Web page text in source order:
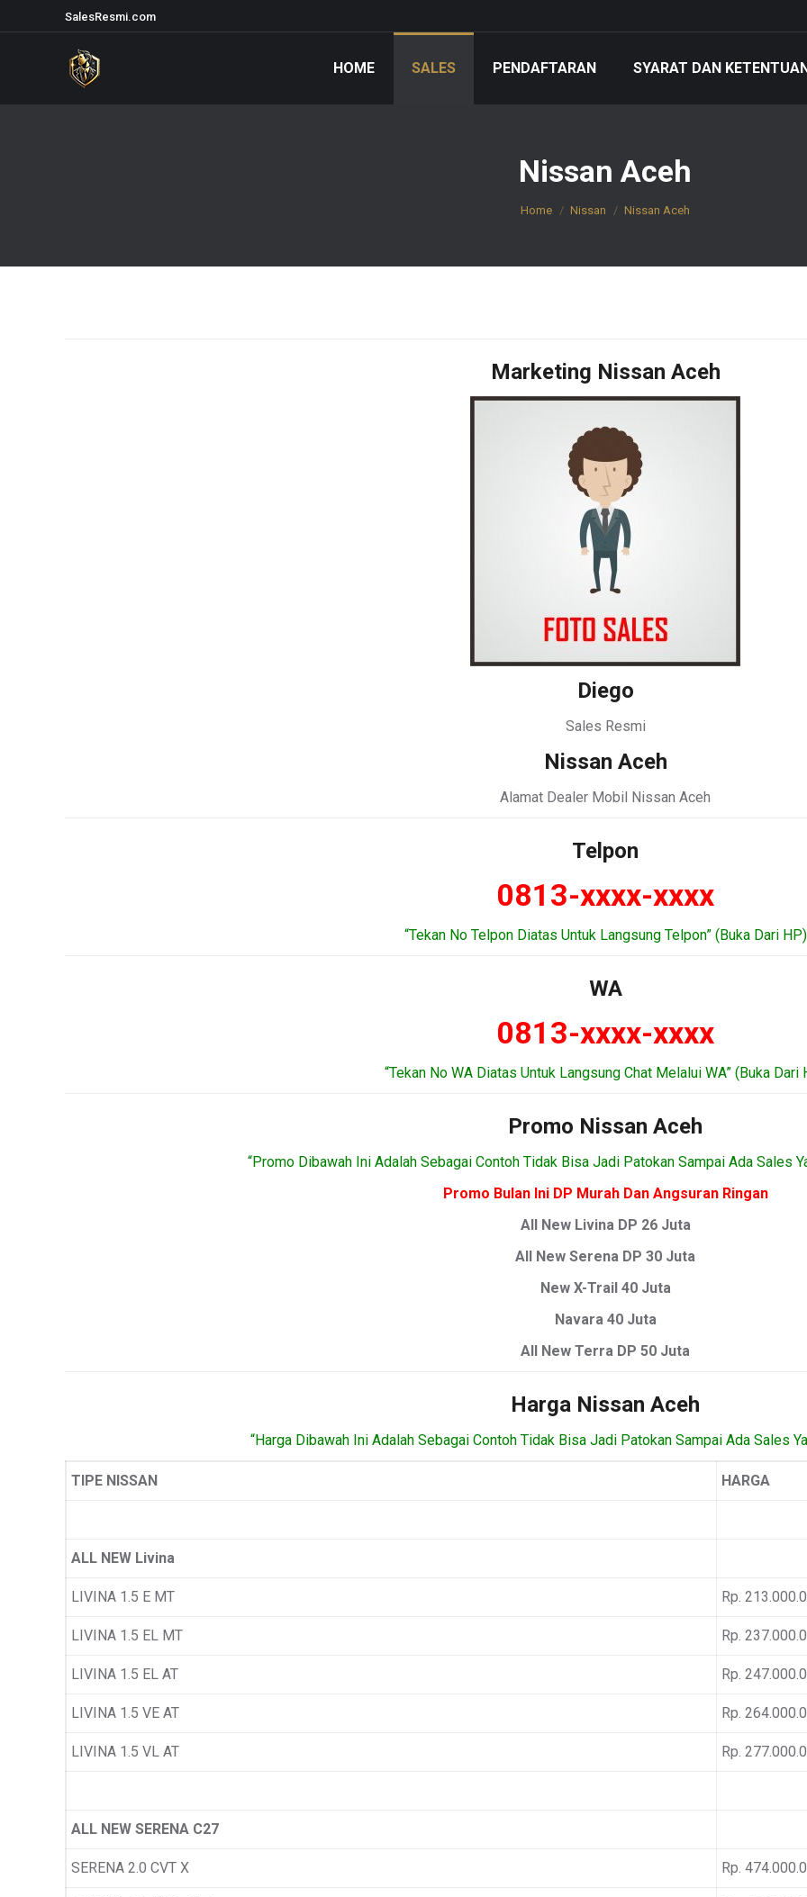
SalesResmi.com
HOME SALES PENDAFTARAN SYARAT DAN
Nissan Aceh
Home Nissan Nissan Aceh
Marketing Nissan Aceh
Diego
Sales Resmi
Nissan Aceh
Alamat Dealer Mobil Nissan Aceh
Telpon
0813-xxxx-xxxx
“Tekan No Telpon Diatas Untuk Langsung Telpon” (Buka Dari HP)
WA
0813-xxxx-xxxx
“Tekan No WA Diatas Untuk Langsung Chat Melalui WA” (Buka Dari
Promo Nissan Aceh
“Promo Dibawah Ini Adalah Sebagai Contoh Tidak Bisa Jadi Patokan Sampai Ada Sales
Promo Bulan Ini DP Murah Dan Angsuran Ringan
All New Livina DP 26 Juta
All New Serena DP 30 Juta
New X-Trail 40 Juta
Navara 40 Juta
All New Terra DP 50 Juta
Harga Nissan Aceh
“Harga Dibawah Ini Adalah Sebagai Contoh Tidak Bisa Jadi Patokan Sampai Ada Sales
TIPE NISSAN HARGA
ALL NEW Livina
LIVINA 1.5 E MT Rp.
LIVINA 1.5 EL MT Rp.
LIVINA 1.5 EL AT Rp.
LIVINA 1.5 VE AT Rp.
LIVINA 1.5 VL AT Rp.
ALL NEW SERENA C27
SERENA 2.0 CVT X Rp.